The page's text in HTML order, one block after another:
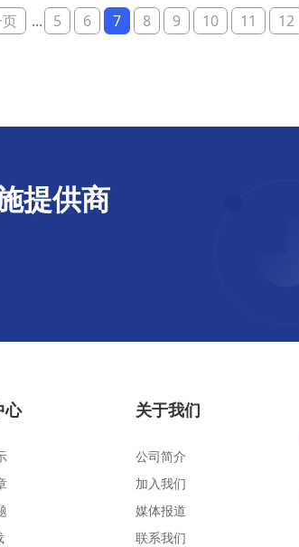
... 5 6 7 8 9 10 11 12
提供商
心 关于我们
公司简介
加入我们
媒体报道
联系我们